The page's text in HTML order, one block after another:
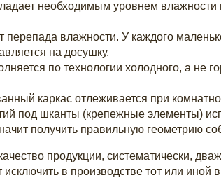
необходимым уровнем влажности
перепада влажности. У каждого
на досушку.
по технологии холодного, а не
каркас отлеживается при
под шканты (крепежные элементы)
получить правильную геометрию
продукции, систематически,
в производстве тот или иной